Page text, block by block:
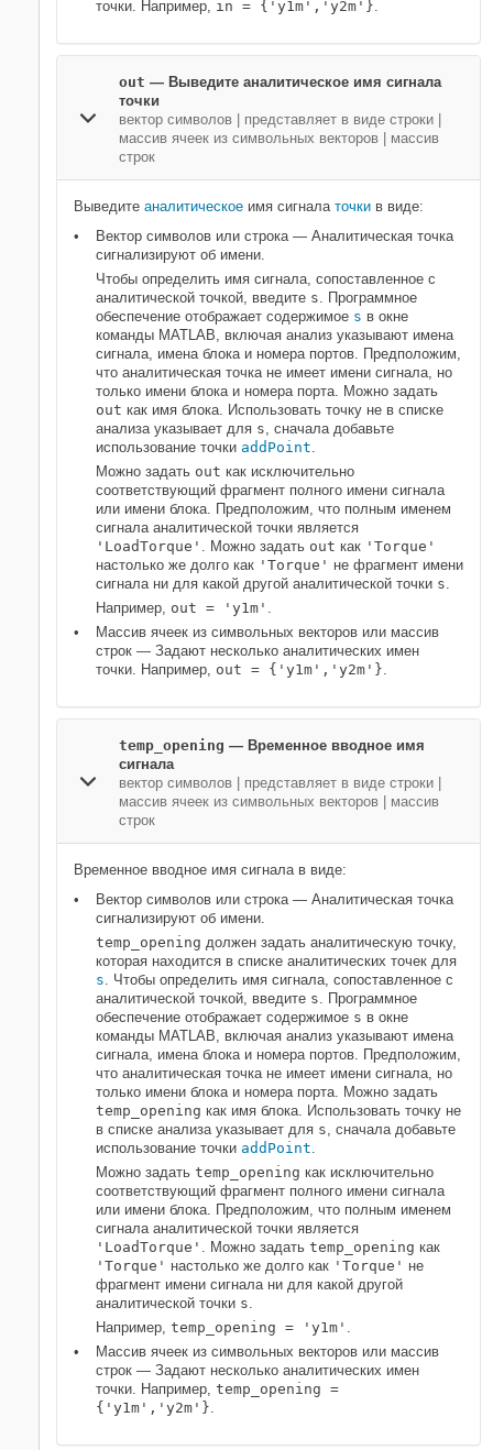
точки. Например, in = {'y1m','y2m'}
out — Выведите аналитическое имя сигнала
точки
вектор символов | представляет в виде строки |
массив ячеек из символьных векторов | массив
строк
Выведите аналитическое имя сигнала точки в виде:
Вектор символов или строка — Аналитическая точка
сигнализируют об имени.
Чтобы определить имя сигнала, сопоставленное с
аналитической точкой, введите s . Программное
обеспечение отображает содержимое s в окне
команды MATLAB, включая анализ указывают имена
сигнала, имена блока и номера портов. Предположим,
что аналитическая точка не имеет имени сигнала, но
только имени блока и номера порта. Можно задать
out как имя блока. Использовать точку не в списке
анализа указывает для s , сначала добавьте
использование точки addPoint
Можно задать out как исключительно
соответствующий фрагмент полного имени сигнала
или имени блока. Предположим, что полным именем
сигнала аналитической точки является
'LoadTorque'
. Можно задать out как 'Torque'
настолько же долго как 'Torque' не фрагмент имени
сигнала ни для какой другой аналитической точки s
Например, out = 'y1m'
Массив ячеек из символьных векторов или массив
строк — Задают несколько аналитических имен
точки. Например, out = {'y1m','y2m'}
temp_opening — Временное вводное имя
сигнала
вектор символов | представляет в виде строки |
массив ячеек из символьных векторов | массив
строк
Временное вводное имя сигнала в виде:
Вектор символов или строка — Аналитическая точка
сигнализируют об имени.
temp_opening должен задать аналитическую точку,
которая находится в списке аналитических точек для
s . Чтобы определить имя сигнала, сопоставленное с
аналитической точкой, введите s . Программное
обеспечение отображает содержимое s в окне
команды MATLAB, включая анализ указывают имена
сигнала, имена блока и номера портов. Предположим,
что аналитическая точка не имеет имени сигнала, но
только имени блока и номера порта. Можно задать
temp_opening как имя блока. Использовать точку не
в списке анализа указывает для s , сначала добавьте
использование точки addPoint
Можно задать temp_opening как исключительно
соответствующий фрагмент полного имени сигнала
или имени блока. Предположим, что полным именем
сигнала аналитической точки является
'LoadTorque'
. Можно задать temp_opening как
'Torque' настолько же долго как 'Torque' не
фрагмент имени сигнала ни для какой другой
аналитической точки s
Например, temp_opening = 'y1m'
Массив ячеек из символьных векторов или массив
строк — Задают несколько аналитических имен
точки. Например, temp_opening =
{'y1m','y2m'}